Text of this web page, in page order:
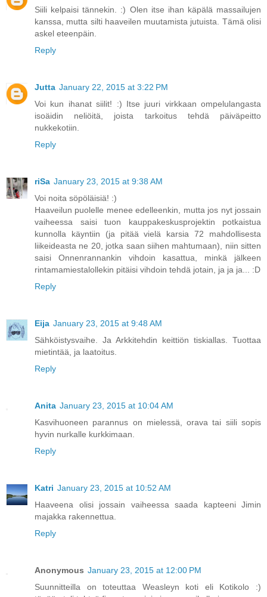
Siili kelpaisi tännekin. :) Olen itse ihan käpälä massailujen
kanssa, mutta silti haaveilen muutamista jutuista. Tämä olisi
askel eteenpäin.
Reply
Jutta January 22, 2015 at 3:22 PM
Voi kun ihanat siilit! :) Itse juuri virkkaan ompelulangasta
isoäidin neliöitä, joista tarkoitus tehdä päiväpeitto
nukkekotiin.
Reply
riSa January 23, 2015 at 9:38 AM
Voi noita söpöläisiä! :)
Haaveilun puolelle menee edelleenkin, mutta jos nyt jossain
vaiheessa saisi tuon kauppakeskusprojektin potkaistua
kunnolla käyntiin (ja pitää vielä karsia 72 mahdollisesta
liikeideasta ne 20, jotka saan siihen mahtumaan), niin sitten
saisi Onnenrannankin vihdoin kasattua, minkä jälkeen
rintamamiestalollekin pitäisi vihdoin tehdä jotain, ja ja ja... :D
Reply
Eija January 23, 2015 at 9:48 AM
Sähköistysvaihe. Ja Arkkitehdin keittiön tiskiallas. Tuottaa
mietintää, ja laatoitus.
Reply
Anita January 23, 2015 at 10:04 AM
Kasvihuoneen parannus on mielessä, orava tai siili sopis
hyvin nurkalle kurkkimaan.
Reply
Katri January 23, 2015 at 10:52 AM
Haaveena olisi jossain vaiheessa saada kapteeni Jimin
majakka rakennettua.
Reply
Anonymous January 23, 2015 at 12:00 PM
Suunnitteilla on toteuttaa Weasleyn koti eli Kotikolo :)